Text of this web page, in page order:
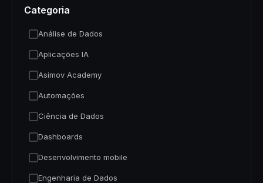
Categoria
Análise de Dados
Aplicações IA
Asimov Academy
Automações
Ciência de Dados
Dashboards
Desenvolvimento mobile
Engenharia de Dados